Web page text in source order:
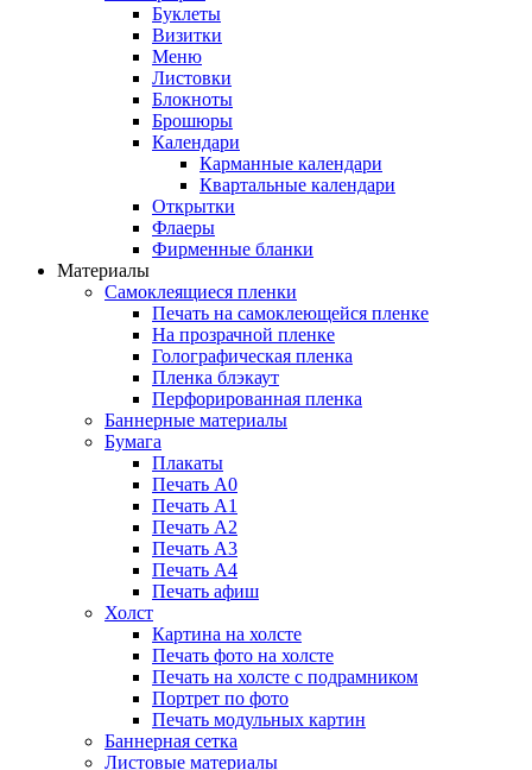
Буклеты
Визитки
Меню
Листовки
Блокноты
Брошюры
Календари
Карманные календари
Квартальные календари
Открытки
Флаеры
Фирменные бланки
Материалы
Самоклеящиеся пленки
Печать на самоклеющейся пленке
На прозрачной пленке
Голографическая пленка
Пленка блэкаут
Перфорированная пленка
Баннерные материалы
Бумага
Плакаты
Печать А0
Печать А1
Печать А2
Печать А3
Печать А4
Печать афиш
Холст
Картина на холсте
Печать фото на холсте
Печать на холсте с подрамником
Портрет по фото
Печать модульных картин
Баннерная сетка
Листовые материалы